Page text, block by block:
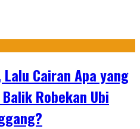
Cairan Apa yang
Robekan Ubi